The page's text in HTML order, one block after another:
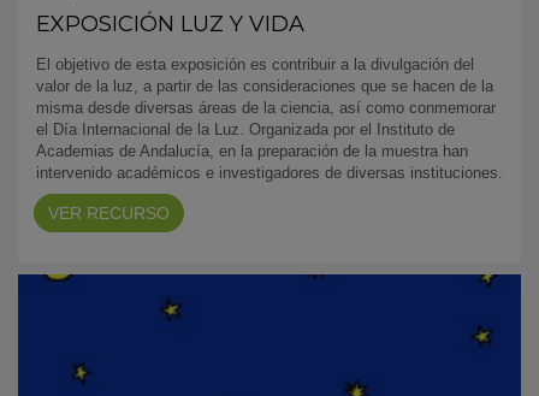
EXPOSICIÓN LUZ Y VIDA
El objetivo de esta exposición es contribuir a la divulgación del
valor de la luz, a partir de las consideraciones que se hacen de la
misma desde diversas áreas de la ciencia, así como conmemorar
el Día Internacional de la Luz. Organizada por el Instituto de
Academias de Andalucía, en la preparación de la muestra han
intervenido académicos e investigadores de diversas instituciones.
VER RECURSO